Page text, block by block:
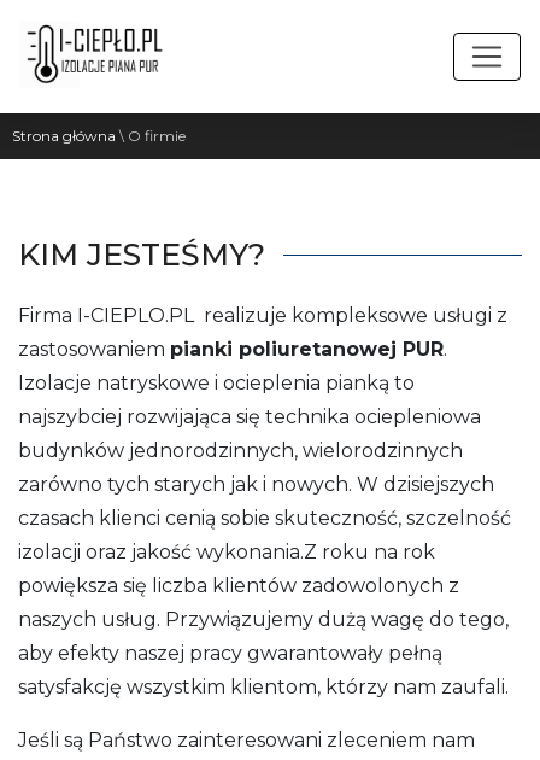
Strona główna \ O firmie
KIM JESTEŚMY?
Firma I-CIEPLO.PL realizuje kompleksowe usługi z
zastosowaniem pianki poliuretanowej PUR.
Izolacje natryskowe i ocieplenia pianką to
najszybciej rozwijająca się technika ociepleniowa
budynków jednorodzinnych, wielorodzinnych
zarówno tych starych jak i nowych. W dzisiejszych
czasach klienci cenią sobie skuteczność, szczelność
izolacji oraz jakość wykonania.Z roku na rok
powiększa się liczba klientów zadowolonych z
naszych usług. Przywiązujemy dużą wagę do tego,
aby efekty naszej pracy gwarantowały pełną
satysfakcję wszystkim klientom, którzy nam zaufali.
Jeśli są Państwo zainteresowani zleceniem nam